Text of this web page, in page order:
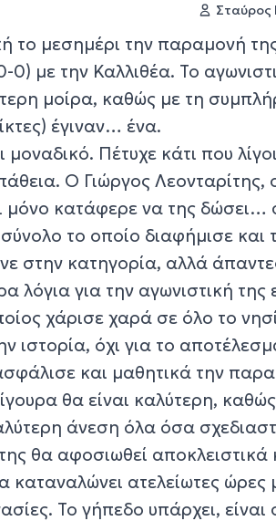
το μεσημέρι την παραμονή
με την Καλλιθέα. Το
μοίρα, καθώς με τη
έγιναν… ένα.
Πέτυχε κάτι που λίγοι
Ο Γιώργος Λεονταρίτης,
μόνο κατάφερε να της
το οποίο διαφήμισε και
στην κατηγορία, αλλά
λόγια για την αγωνιστική της
χάρισε χαρά σε όλο το
ιστορία, όχι για το
και μαθητικά την
θα είναι καλύτερη,
άνεση όλα όσα
θα αφοσιωθεί αποκλειστικά
ατελείωτες ώρες
Το γήπεδο υπάρχει, είναι